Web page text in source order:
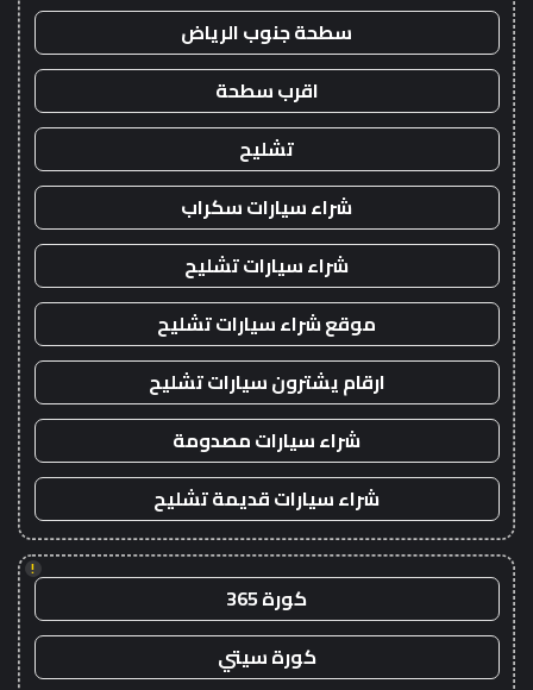
سطحة جنوب الرياض
اقرب سطحة
تشليح
شراء سيارات سكراب
شراء سيارات تشليح
موقع شراء سيارات تشليح
ارقام يشترون سيارات تشليح
شراء سيارات مصدومة
شراء سيارات قديمة تشليح
!
كورة 365
كورة سيتي